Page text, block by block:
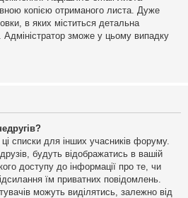
копією отриманого листа. Дуже
в яких міститься детальна
Адміністратор зможе у цьому випадку
списки для інших учасників форуму.
будуть відображатись в вашій
доступу до інформації про те, чи
їм приватних повідомлень.
можуть виділятись, залежно від